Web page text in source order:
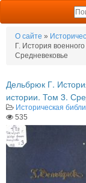
О сайте »
Г. История
Средневековье
Дельбрюк Г.
истории. Том 3.
Историческая
535